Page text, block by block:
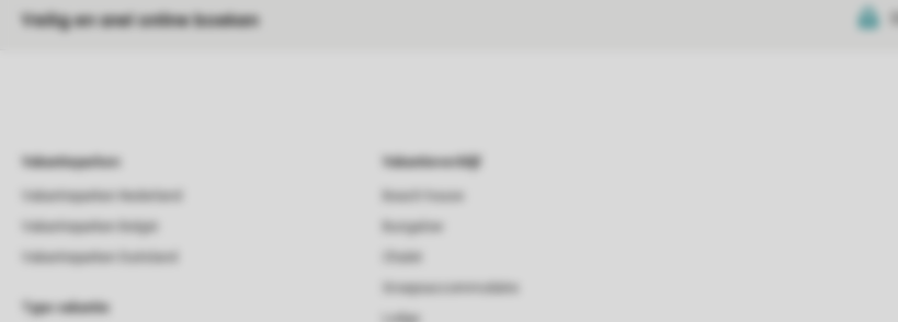
Veilig en snel online boeken
Vakantieparken
Type vakantie
Vakantieverblijf